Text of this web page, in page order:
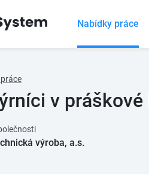
Nabídky práce
v práškové
výroba, a.s.